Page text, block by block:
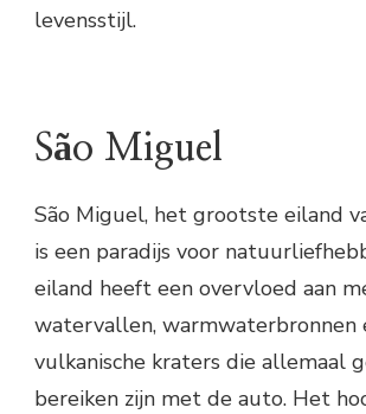
levensstijl.
São Miguel
São Miguel, het grootste eiland
is een paradijs voor
eiland heeft een overvloed aan
watervallen, warmwaterbronnen
vulkanische kraters die allemaal
bereiken zijn met de auto. Het